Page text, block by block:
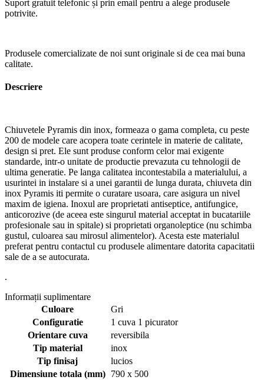
Suport gratuit telefonic și prin email pentru a alege produsele
potrivite.
Produsele comercializate de noi sunt originale si de cea mai buna
calitate.
Descriere
Chiuvetele Pyramis din inox, formeaza o gama completa, cu peste
200 de modele care acopera toate cerintele in materie de calitate,
design si pret. Ele sunt produse conform celor mai exigente
standarde, intr-o unitate de productie prevazuta cu tehnologii de
ultima generatie. Pe langa calitatea incontestabila a materialului, a
usurintei in instalare si a unei garantii de lunga durata, chiuveta din
inox Pyramis iti permite o curatare usoara, care asigura un nivel
maxim de igiena. Inoxul are proprietati antiseptice, antifungice,
anticorozive (de aceea este singurul material acceptat in bucatariile
profesionale sau in spitale) si proprietati organoleptice (nu schimba
gustul, culoarea sau mirosul alimentelor). Acesta este materialul
preferat pentru contactul cu produsele alimentare datorita capacitatii
sale de a se autocurata.
.
Informații suplimentare
Culoare
Gri
Configuratie
1 cuva 1 picurator
Orientare cuva
reversibila
Tip material
inox
Tip finisaj
lucios
Dimensiune totala (mm)
790 x 500